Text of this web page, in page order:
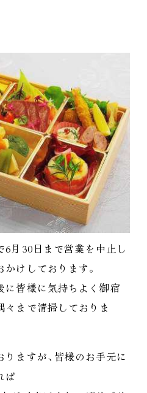
6月30日まで営業を中止し
けしております。
に皆様に気持ちよく御宿
まで清掃しておりま
りますが、皆様のお手元に
ば